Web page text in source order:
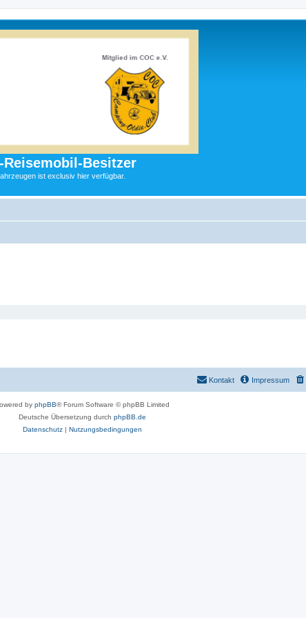
Besitzer
ist exclusiv hier verfügbar.
Impressum
Kontakt
by phpBB® Forum Software © phpBB Limited
Deutsche Übersetzung durch phpBB.de
Datenschutz| Nutzungsbedingungen